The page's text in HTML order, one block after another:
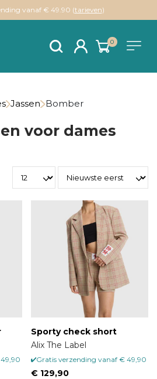
vanaf € 49.90 (tarieven)
0
Jassen Bomber
voor dames
Sporty check short
Alix The Label
Gratis verzending vanaf € 49,90
€ 129,90